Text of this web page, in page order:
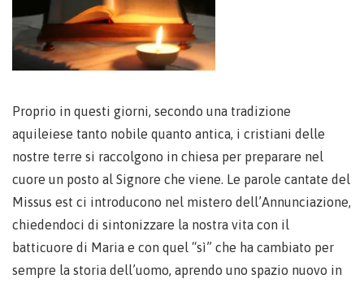
Proprio in questi giorni, secondo una tradizione
aquileiese tanto nobile quanto antica, i cristiani delle
nostre terre si raccolgono in chiesa per preparare nel
cuore un posto al Signore che viene. Le parole cantate del
Missus est ci introducono nel mistero dell’Annunciazione,
chiedendoci di sintonizzare la nostra vita con il
batticuore di Maria e con quel “sì” che ha cambiato per
sempre la storia dell’uomo, aprendo uno spazio nuovo in